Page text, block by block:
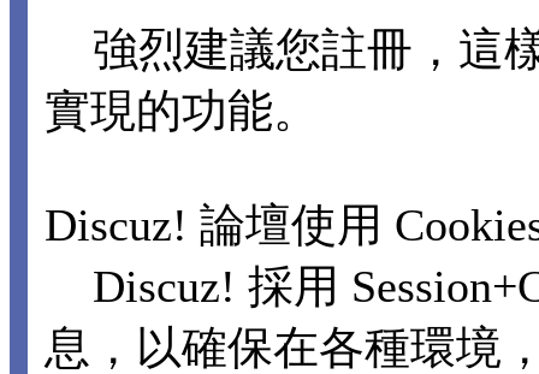
強烈建議您註冊，這
實現的功能。
Discuz! 論壇使用
Discuz! 採用
息，以確保在各種環境